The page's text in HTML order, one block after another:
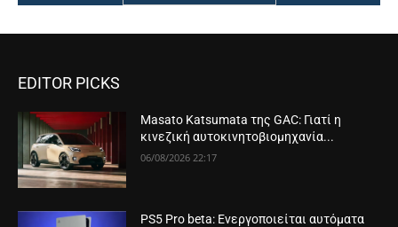
EDITOR PICKS
Masato Katsumata της GAC: Γιατί η
κινεζική αυτοκινητοβιομηχανία...
06/08/2026 22:17
PS5 Pro beta: Ενεργοποιείται αυτόματα